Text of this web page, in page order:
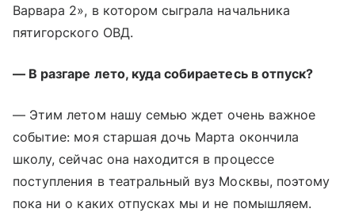
Варвара 2», в котором сыграла начальника
пятигорского ОВД.
— В разгаре лето, куда собираетесь в отпуск?
— Этим летом нашу семью ждет очень важное
событие: моя старшая дочь Марта окончила
школу, сейчас она находится в процессе
поступления в театральный вуз Москвы, поэтому
пока ни о каких отпусках мы и не помышляем.